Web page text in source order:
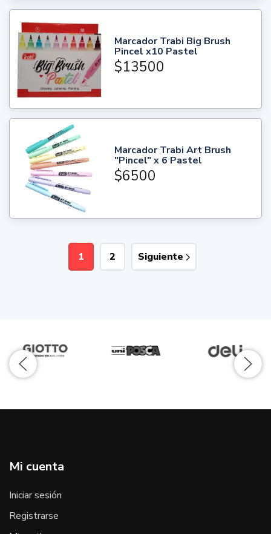
Marcador Trabi Big Brush
Pincel x10 Pastel
$13500
Marcador Trabi Art Brush
"Pincel" x 6 Pastel
$6500
1 2 Siguiente
Mi cuenta
Iniciar sesión
Registrarse